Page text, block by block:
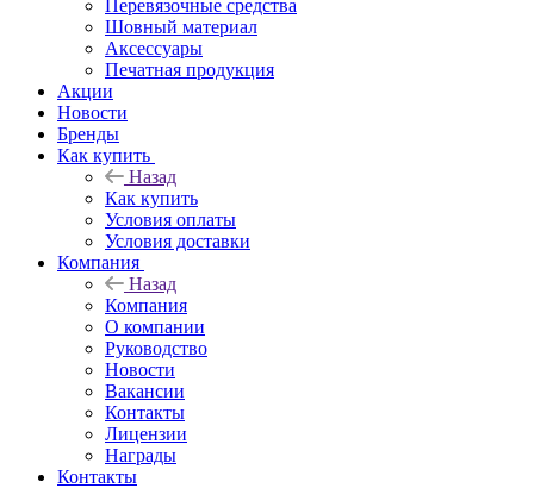
Перевязочные средства
Шовный материал
Аксессуары
Печатная продукция
Акции
Новости
Бренды
Как купить
Назад
Как купить
Условия оплаты
Условия доставки
Компания
Назад
Компания
О компании
Руководство
Новости
Вакансии
Контакты
Лицензии
Награды
Контакты